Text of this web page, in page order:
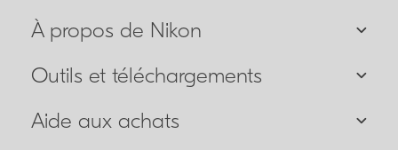
À propos de Nikon
Outils et téléchargements
Aide aux achats